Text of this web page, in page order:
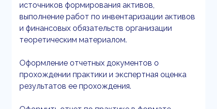
источников формирования активов,
выполнение работ по инвентаризации активов
и финансовых обязательств организации
теоретическим материалом.
Оформление отчетных документов о
прохождении практики и экспертная оценка
результатов ее прохождения.